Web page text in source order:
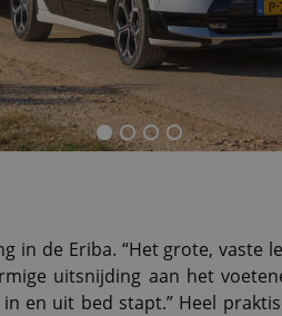
in de Eriba. “Het grote, vaste
uitsnijding aan het
en uit bed stapt.” Heel